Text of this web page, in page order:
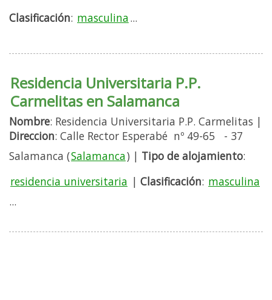
Clasificación: masculina...
Residencia Universitaria P.P.
Carmelitas en Salamanca
Nombre: Residencia Universitaria P.P. Carmelitas |
Direccion: Calle Rector Esperabé nº 49-65 - 37
Salamanca (Salamanca) | Tipo de alojamiento:
residencia universitaria | Clasificación: masculina
...